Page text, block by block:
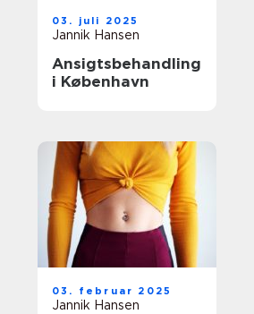
03. juli 2025
Jannik Hansen
Ansigtsbehandling
i København
03. februar 2025
Jannik Hansen